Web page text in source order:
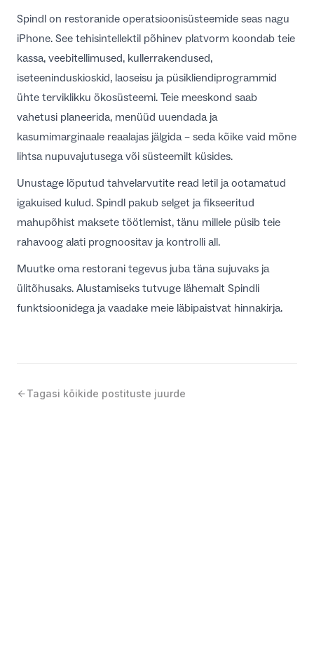
Spindl on restoranide operatsioonisüsteemide seas nagu
iPhone. See tehisintellektil põhinev platvorm koondab teie
kassa, veebitellimused, kullerrakendused,
iseteeninduskioskid, laoseisu ja püsikliendiprogrammid
ühte terviklikku ökosüsteemi. Teie meeskond saab
vahetusi planeerida, menüüd uuendada ja
kasumimarginaale reaalajas jälgida – seda kõike vaid mõne
lihtsa nupuvajutusega või süsteemilt küsides.
Unustage lõputud tahvelarvutite read letil ja ootamatud
igakuised kulud. Spindl pakub selget ja fikseeritud
mahupõhist maksete töötlemist, tänu millele püsib teie
rahavoog alati prognoositav ja kontrolli all.
Muutke oma restorani tegevus juba täna sujuvaks ja
ülitõhusaks. Alustamiseks tutvuge lähemalt Spindli
funktsioonidegaja vaadake meie läbipaistvat hinnakirja.
Tagasi kõikide postituste juurde